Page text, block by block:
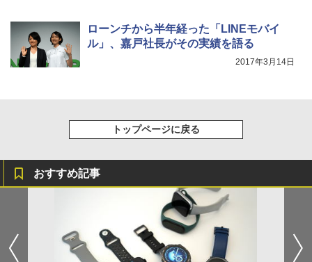
ローンチから半年経った「LINEモバイ
ル」、嘉戸社長がその実績を語る
2017年3月14日
トップページに戻る
おすすめ記事